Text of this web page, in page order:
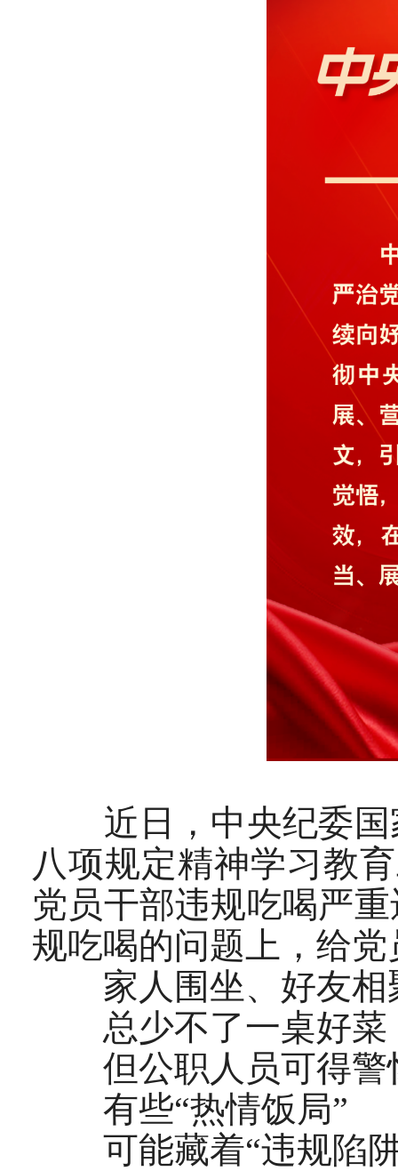
近日，中央纪委国
八项规定精神学习教
党员干部违规吃喝严
规吃喝的问题上，给
家人围坐、好友相
总少不了一桌好菜
但公职人员可得警
有些“热情饭局”
可能藏着“违规陷